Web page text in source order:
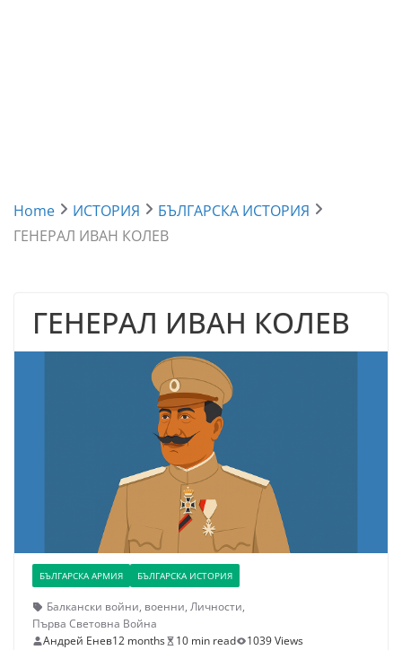
Home ИСТОРИЯ
БЪЛГАРСКА ИСТОРИЯ
ГЕНЕРАЛ ИВАН КОЛЕВ
ГЕНЕРАЛ ИВАН КОЛЕВ
БЪЛГАРСКА АРМИЯ БЪЛГАРСКА ИСТОРИЯ
Балкански войни, военни, Личности,
Първа Световна Война
Андрей Енев12 months 10 min read 1039 Views